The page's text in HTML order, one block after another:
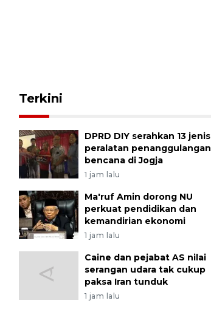
Terkini
DPRD DIY serahkan 13 jenis
peralatan penanggulangan
bencana di Jogja
1 jam lalu
Ma'ruf Amin dorong NU
perkuat pendidikan dan
kemandirian ekonomi
1 jam lalu
Caine dan pejabat AS nilai
serangan udara tak cukup
paksa Iran tunduk
1 jam lalu